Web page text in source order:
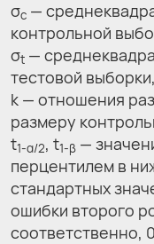
σc —
контрольной
σt —
тестовой выборки,
k — отношения
размеру
t1-α/2, t1-β —
перцентилем в
стандартных
ошибки второго
соответственно,